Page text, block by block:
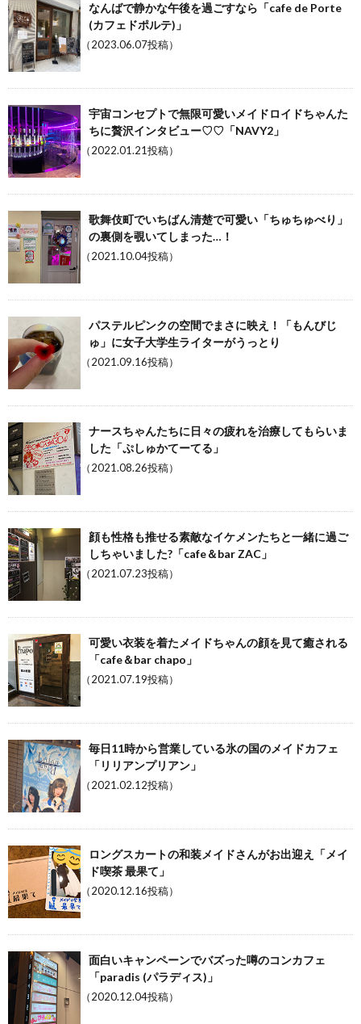
なんばで静かな午後を過ごすなら「cafe de Porte
(カフェドポルテ)」
（2023.06.07投稿）
宇宙コンセプトで無限可愛いメイドロイドちゃんた
ちに贅沢インタビュー♡♡「NAVY2」
（2022.01.21投稿）
歌舞伎町でいちばん清楚で可愛い「ちゅちゅべり」
の裏側を覗いてしまった…！
（2021.10.04投稿）
パステルピンクの空間でまさに映え！「もんびじ
ゅ」に女子大学生ライターがうっとり
（2021.09.16投稿）
ナースちゃんたちに日々の疲れを治療してもらいま
した「ぷしゅかてーてる」
（2021.08.26投稿）
顔も性格も推せる素敵なイケメンたちと一緒に過ご
しちゃいました?「cafe＆bar ZAC」
（2021.07.23投稿）
可愛い衣装を着たメイドちゃんの顔を見て癒される
「cafe＆bar chapo」
（2021.07.19投稿）
毎日11時から営業している氷の国のメイドカフェ
「リリアンプリアン」
（2021.02.12投稿）
ロングスカートの和装メイドさんがお出迎え「メイ
ド喫茶 最果て」
（2020.12.16投稿）
面白いキャンペーンでバズった噂のコンカフェ
「paradis (パラディス)」
（2020.12.04投稿）